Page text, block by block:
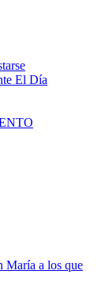
El Día
María a los que